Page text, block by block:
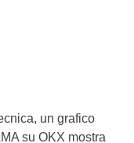
un grafico
su OKX mostra